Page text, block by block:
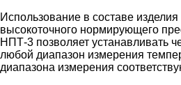
Использование в составе
высокоточного нормирующего
НПТ-3 позволяет устанавливать
любой диапазон измерения
диапазона измерения